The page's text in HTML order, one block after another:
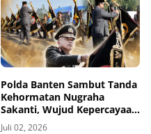
Polda Banten Sambut Tanda
Kehormatan Nugraha
Sakanti, Wujud Kepercayaan
Negara atas Kinerja Polri
Juli 02, 2026